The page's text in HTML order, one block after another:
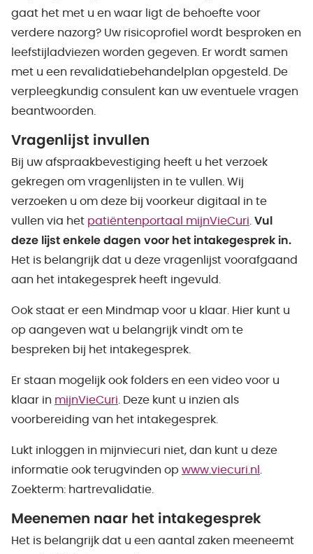
gaat het met u en waar ligt de behoefte voor
verdere nazorg? Uw risicoprofiel wordt besproken en
leefstijladviezen worden gegeven. Er wordt samen
met u een revalidatiebehandelplan opgesteld. De
verpleegkundig consulent kan uw eventuele vragen
beantwoorden.
Vragenlijst invullen
Bij uw afspraakbevestiging heeft u het verzoek
gekregen om vragenlijsten in te vullen. Wij
verzoeken u om deze bij voorkeur digitaal in te
vullen via het patiëntenportaal mijnVieCuri Vul
deze lijst enkele dagen voor het intakegesprek in.
Het is belangrijk dat u deze vragenlijst voorafgaand
aan het intakegesprek heeft ingevuld.
Ook staat er een Mindmap voor u klaar. Hier kunt u
op aangeven wat u belangrijk vindt om te
bespreken bij het intakegesprek.
Er staan mogelijk ook folders en een video voor u
klaar in mijnVieCuri . Deze kunt u inzien als
voorbereiding van het intakegesprek.
Lukt inloggen in mijnviecuri niet, dan kunt u deze
informatie ook terugvinden op www.viecuri.nl
Zoekterm: hartrevalidatie.
Meenemen naar het intakegesprek
Het is belangrijk dat u een aantal zaken meeneemt